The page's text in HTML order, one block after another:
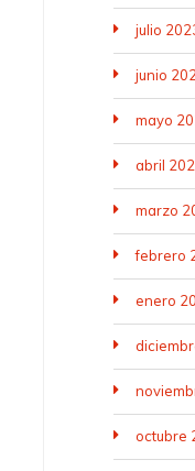
julio
junio
mayo
abril
marzo
febrero
enero
octubre